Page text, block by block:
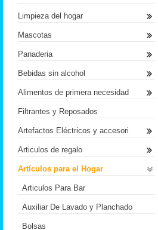
Limpieza del hogar
Mascotas
Panaderia
Bebidas sin alcohol
Alimentos de primera necesidad
Filtrantes y Reposados
Artefactos Eléctricos y accesori
Articulos de regalo
Artículos para el Hogar
Articulos Para Bar
Auxiliar De Lavado y Planchado
Bolsas